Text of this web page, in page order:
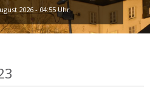
2026 - 04:55 Uhr